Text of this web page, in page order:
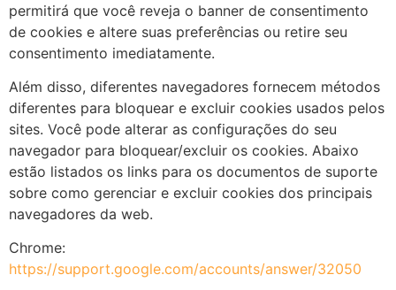
permitirá que você reveja o banner de consentimento
de cookies e altere suas preferências ou retire seu
consentimento imediatamente.
Além disso, diferentes navegadores fornecem métodos
diferentes para bloquear e excluir cookies usados pelos
sites. Você pode alterar as configurações do seu
navegador para bloquear/excluir os cookies. Abaixo
estão listados os links para os documentos de suporte
sobre como gerenciar e excluir cookies dos principais
navegadores da web.
Chrome:
https://support.google.com/accounts/answer/32050